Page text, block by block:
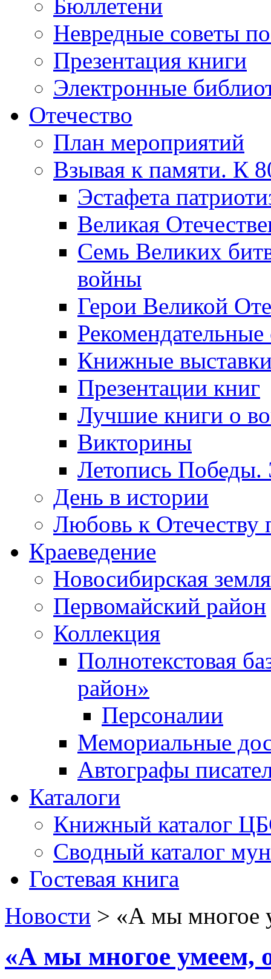
Бюллетени
Невредные советы
Презентация книги
Электронные
Отечество
План мероприятий
Взывая к памяти. К
Эcтафета
Великая
Семь Великих
войны
Герои Великой
Рекомендательные
Книжные
Презентации книг
Лучшие книги о
Викторины
Летопись Победы.
День в истории
Любовь к Отечеству
Краеведение
Новосибирская земля
Первомайский район
Коллекция
Полнотекстовая
район»
Персоналии
Мемориальные
Автографы
Каталоги
Книжный каталог
Сводный каталог
Гостевая книга
Новости > «А мы многое
«А мы многое умеем,